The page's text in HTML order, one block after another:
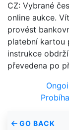
CZ: Vybrané
online aukce.
provést
platební kartou
instrukce
převedena po
GO BACK